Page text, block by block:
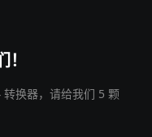
换器，请给我们 5 颗